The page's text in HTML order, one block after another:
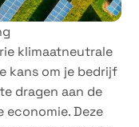
klimaatneutrale
kans om je bedrijf
dragen aan de
Deze